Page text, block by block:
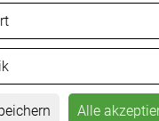
Alle
hin, dass hier schon
Erwin Baumann.
fordert die FPÖ-
Des weiteren